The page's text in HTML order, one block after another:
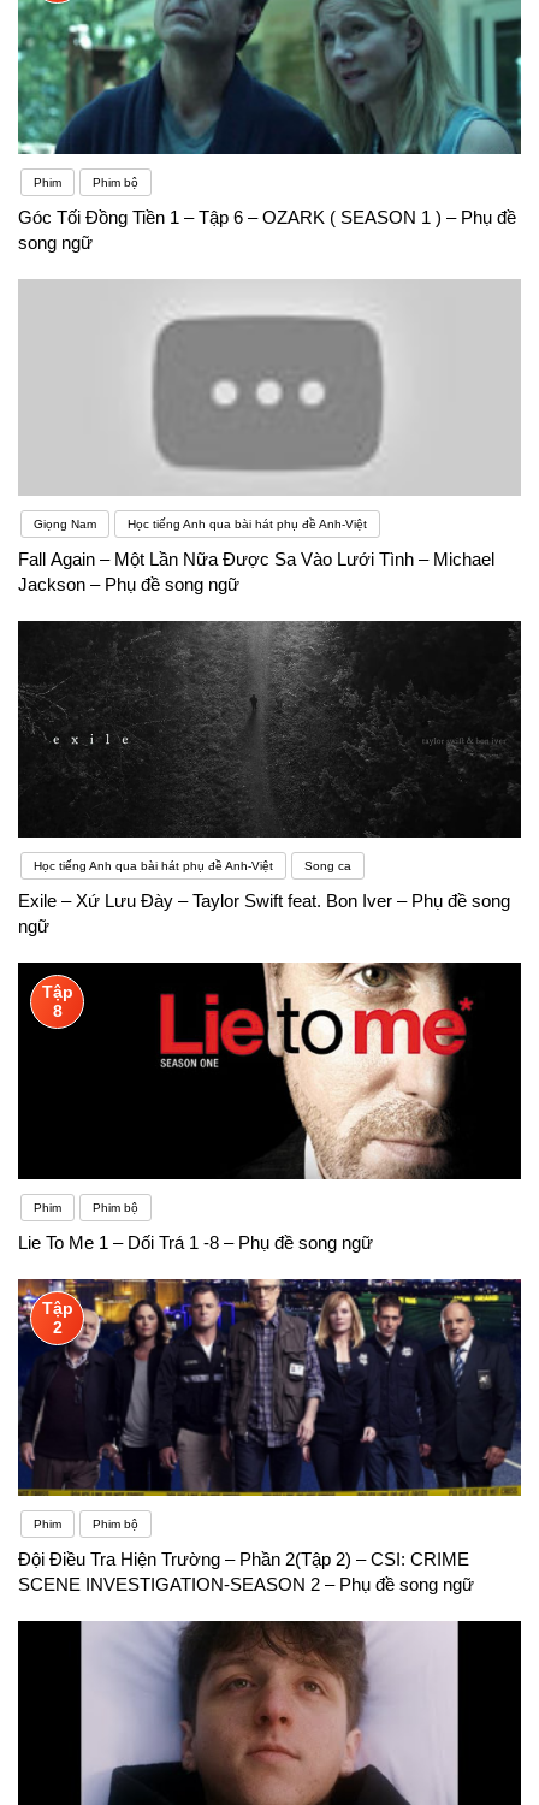
Phim Phim bộ
Góc Tối Đồng Tiền 1 – Tập 6 – OZARK ( SEASON 1 ) – Phụ đề
song ngữ
Giọng Nam Học tiếng Anh qua bài hát phụ đề Anh-Việt
Fall Again – Một Lần Nữa Được Sa Vào Lưới Tình – Michael
Jackson – Phụ đề song ngữ
Học tiếng Anh qua bài hát phụ đề Anh-Việt Song ca
Exile – Xứ Lưu Đày – Taylor Swift feat. Bon Iver – Phụ đề song
ngữ
Tập
8
Phim Phim bộ
Lie To Me 1 – Dối Trá 1 -8 – Phụ đề song ngữ
Tập
2
Phim Phim bộ
Đội Điều Tra Hiện Trường – Phần 2(Tập 2) – CSI: CRIME
SCENE INVESTIGATION-SEASON 2 – Phụ đề song ngữ